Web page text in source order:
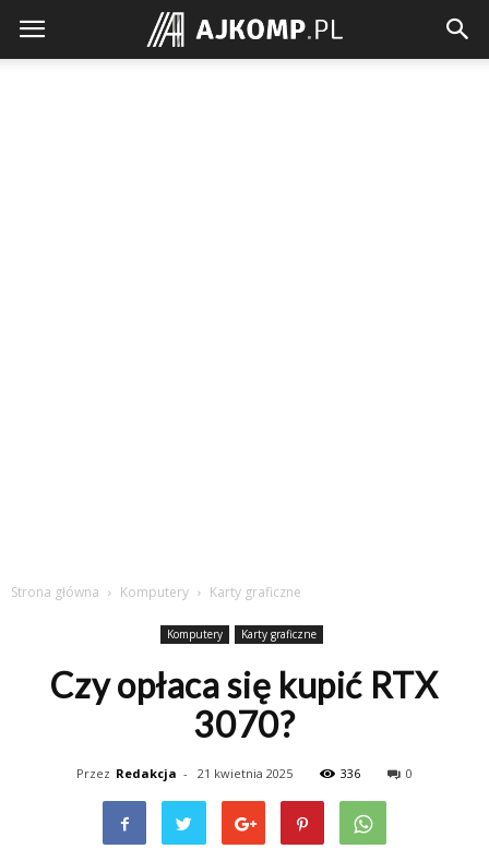
Ajkomp.pl
Strona główna Komputery Karty graficzne
Komputery Karty graficzne
Czy opłaca się kupić RTX
3070?
Przez Redakcja - 21 kwietnia 2025 336 0